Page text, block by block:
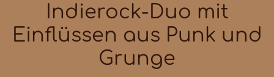
Indierock-Duo mit
Einflüssen aus Punk und
Grunge